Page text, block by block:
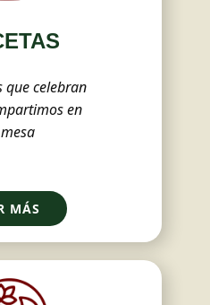
que celebran
en
MÁS